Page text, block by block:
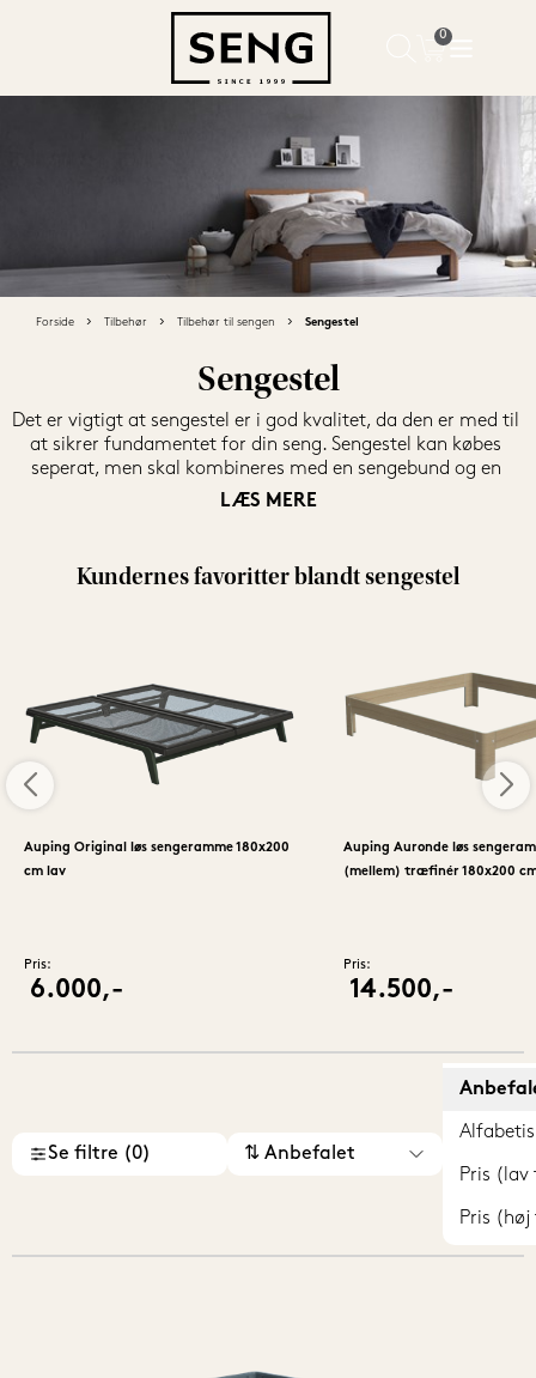
Forside Tilbehør Tilbehør til sengen Sengestel
Sengestel
Det er vigtigt at sengestel er i god kvalitet, da den er med til
at sikrer fundamentet for din seng. Sengestel kan købes
seperat, men skal kombineres med en sengebund og en
madras, da det ellers ikke kan bruges. Hvis du blot ønsker at
sengestel for et nyt udseende på sengen.
Hvis du er på udkig efter en komplet seng med madras,
LÆS MERE
Kundernes favoritter blandt sengestel
Auping Original løs sengeramme 180x200
cm lav
Pris:
6.000,-
Auping Auronde løs
(mellem) træfinér 180x200
Pris:
14.500,-
Se filtre (0) ⇅ Anbefalet
Pris
Pris